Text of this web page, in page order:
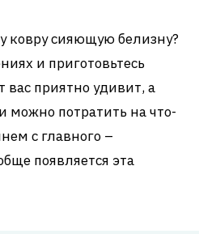
ковру сияющую белизну?
и приготовьтесь
вас приятно удивит, а
можно потратить на что-
с главного –
появляется эта